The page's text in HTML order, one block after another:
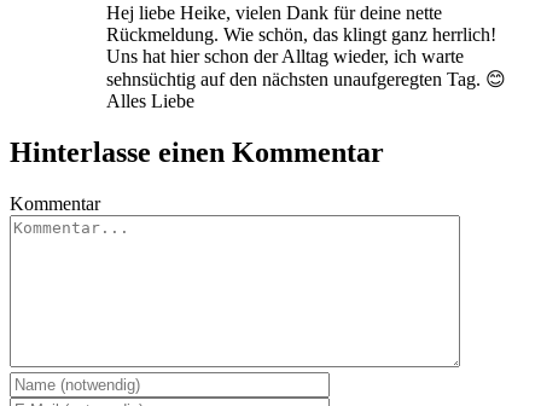
Hej liebe Heike, vielen Dank für deine nette
Rückmeldung. Wie schön, das klingt ganz herrlich!
Uns hat hier schon der Alltag wieder, ich warte
sehnsüchtig auf den nächsten unaufgeregten Tag. 😊
Alles Liebe
Hinterlasse einen Kommentar
Kommentar